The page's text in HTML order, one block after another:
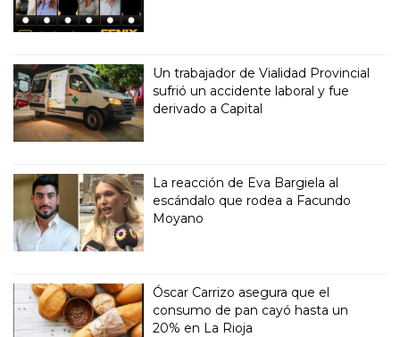
Un trabajador de Vialidad Provincial
sufrió un accidente laboral y fue
derivado a Capital
La reacción de Eva Bargiela al
escándalo que rodea a Facundo
Moyano
Óscar Carrizo asegura que el
consumo de pan cayó hasta un
20% en La Rioja